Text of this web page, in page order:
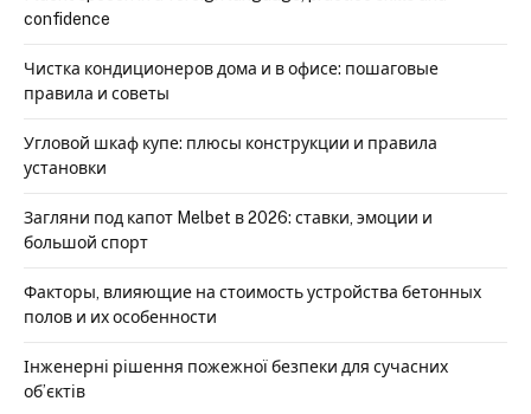
confidence
Чистка кондиционеров дома и в офисе: пошаговые
правила и советы
Угловой шкаф купе: плюсы конструкции и правила
установки
Загляни под капот Melbet в 2026: ставки, эмоции и
большой спорт
Факторы, влияющие на стоимость устройства бетонных
полов и их особенности
Інженерні рішення пожежної безпеки для сучасних
об’єктів